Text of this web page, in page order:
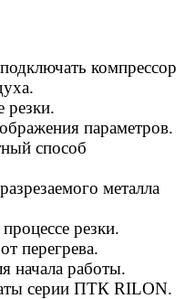
компрессор
резки.
параметров.
способ
металла
резки.
перегрева.
начала работы.
серии ПТК RILON.